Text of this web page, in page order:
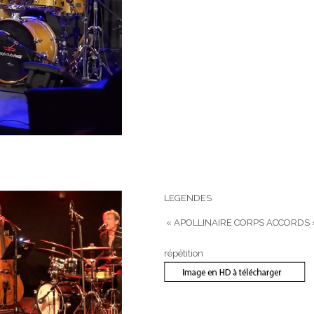
LEGENDES
« APOLLINAIRE CORPS ACCORDS
répétition